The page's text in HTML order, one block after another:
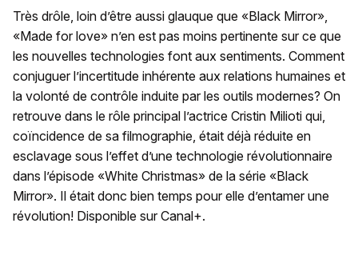
Très drôle, loin d’être aussi glauque que «Black Mirror»,
«Made for love» n’en est pas moins pertinente sur ce que
les nouvelles technologies font aux sentiments. Comment
conjuguer l’incertitude inhérente aux relations humaines et
la volonté de contrôle induite par les outils modernes? On
retrouve dans le rôle principal l’actrice Cristin Milioti qui,
coïncidence de sa filmographie, était déjà réduite en
esclavage sous l’effet d’une technologie révolutionnaire
dans l’épisode «White Christmas» de la série «Black
Mirror». Il était donc bien temps pour elle d’entamer une
révolution! Disponible sur Canal+.